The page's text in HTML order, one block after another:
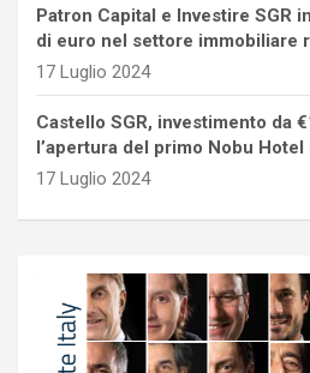
Patron Capital e Investire SGR
di euro nel settore immobiliare
17 Luglio 2024
Castello SGR, investimento da
l’apertura del primo Nobu Hotel
17 Luglio 2024